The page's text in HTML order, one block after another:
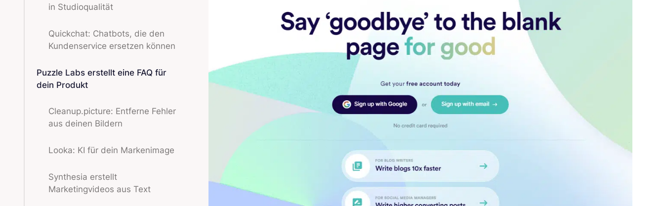
in Studioqualität
Quickchat: Chatbots, die den
Kundenservice ersetzen können
Puzzle Labs erstellt eine FAQ für
dein Produkt
Cleanup.picture: Entferne Fehler
aus deinen Bildern
Looka: KI für dein Markenimage
Synthesia erstellt
Marketingvideos aus Text